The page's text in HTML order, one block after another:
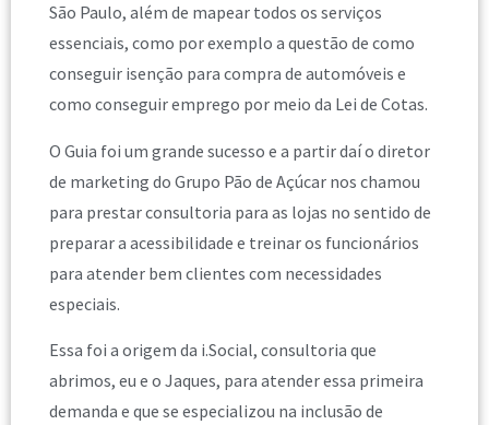
São Paulo, além de mapear todos os serviços
essenciais, como por exemplo a questão de como
conseguir isenção para compra de automóveis e
como conseguir emprego por meio da Lei de Cotas.
O Guia foi um grande sucesso e a partir daí o diretor
de marketing do Grupo Pão de Açúcar nos chamou
para prestar consultoria para as lojas no sentido de
preparar a acessibilidade e treinar os funcionários
para atender bem clientes com necessidades
especiais.
Essa foi a origem da i.Social, consultoria que
abrimos, eu e o Jaques, para atender essa primeira
demanda e que se especializou na inclusão de